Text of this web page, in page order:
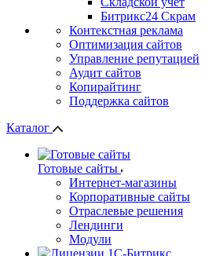
Битрикс24 Скрам
Контекстная реклама
Оптимизация сайтов
Управление репутацией
Аудит сайтов
Копирайтинг
Поддержка сайтов
Каталог
Готовые сайты
Интернет-магазины
Корпоративные сайты
Отраслевые решения
Лендинги
Модули